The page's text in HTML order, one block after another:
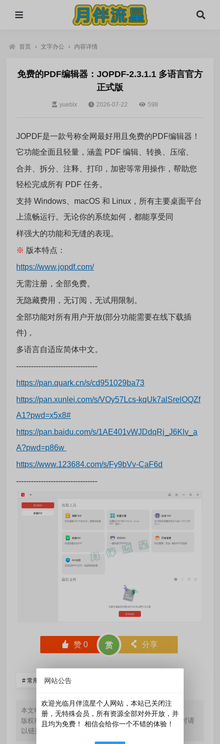
首页 › 文字办公 › 内容详情
免费的PDF编辑器：JOPDF-2.3.1.1 多语言官方
正式版
yueblx 2026-07-22 598
JOPDF是一款号称全网最好用且免费的PDF编辑器！
它功能全面且轻量，涵盖 PDF 编辑、转换、压缩、
合并、拆分、注释、打印，加密等常用操作，帮助您
轻松完成所有 PDF 任务。
支持 Windows、macOS 和 Linux，所有主要桌面平台
上流畅运行。无论你的系统如何，都能享受同
样强大的功能和无缝的表现。
※ 版本特点：
https://www.jopdf.com/
无需注册，全部免费。
无隐藏费用， 无订阅， 无试用限制。
全部功能对所有用户开放(部分功能需要在线下载插
件)，
多语言自适应简体中文。
---------------------------------
https://pan.quark.cn/s/cd951029ba73
https://pan.xunlei.com/s/VOy57Lcs-kqUk7alSrelOQZf
A1?pwd=x5x8#
https://pan.baidu.com/s/1AE401vWJDdqRj_J6Klv_a
A?pwd=p86w
https://www.123684.com/s/Fy9bVv-CaF6d
---------------------------------
󰄼 赞0 赏 󰄯 分享
# 常用软件
本文地址： https://www.yueblx.com/?id=290
版权声明： 如无特殊标注，文章均为本站原创，转载时请
以链接形式注明文章出处。
网站公告
欢迎光临月伴流星个人网站，本站已关闭注
册，无特殊会员，所有资源全部对外开放，并
且均为免费！ 相信会给你一个不错的体验！